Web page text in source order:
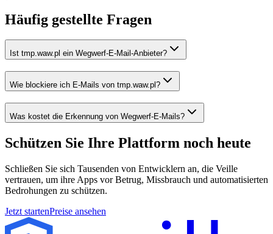
Häufig gestellte Fragen
Ist tmp.waw.pl ein Wegwerf-E-Mail-Anbieter?
Wie blockiere ich E-Mails von tmp.waw.pl?
Was kostet die Erkennung von Wegwerf-E-Mails?
Schützen Sie Ihre Plattform noch heute
Schließen Sie sich Tausenden von Entwicklern an, die Veille
vertrauen, um ihre Apps vor Betrug, Missbrauch und automatisierten
Bedrohungen zu schützen.
Jetzt startenPreise ansehen